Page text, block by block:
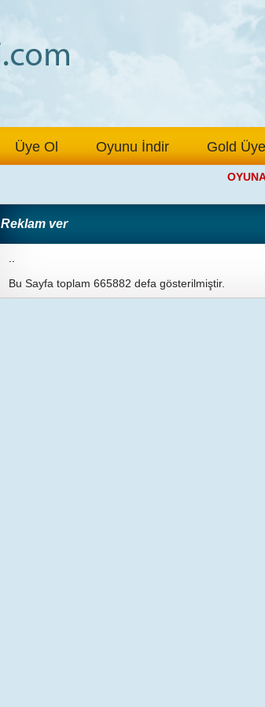
Üye Ol Oyunu İndir Gold
OYUNA
Reklam ver
Bu Sayfa toplam 665882 defa gösterilmiştir.